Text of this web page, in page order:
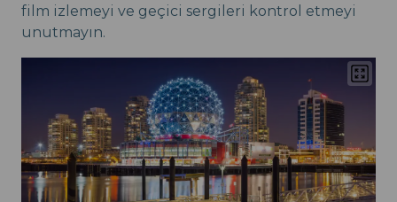
film izlemeyi ve geçici sergileri kontrol etmeyi
unutmayın.